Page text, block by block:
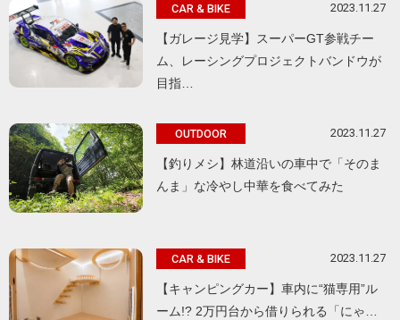
CAR & BIKE 2023.11.27
【ガレージ見学】スーパーGT参戦チー
ム、レーシングプロジェクトバンドウが
目指…
OUTDOOR 2023.11.27
【釣りメシ】林道沿いの車中で「そのま
んま」な冷やし中華を食べてみた
CAR & BIKE 2023.11.27
【キャンピングカー】車内に“猫専用”ル
ーム!? 2万円台から借りられる「にゃ…